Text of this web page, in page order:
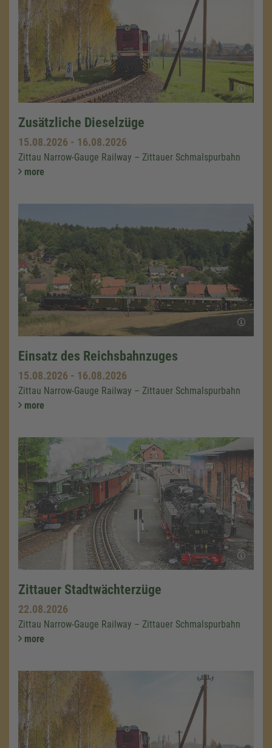
Zusätzliche Dieselzüge
15.08.2026 - 16.08.2026
Zittau Narrow-Gauge Railway – Zittauer Schmalspurbahn
more
Einsatz des Reichsbahnzuges
15.08.2026 - 16.08.2026
Zittau Narrow-Gauge Railway – Zittauer Schmalspurbahn
more
Zittauer Stadtwächterzüge
22.08.2026
Zittau Narrow-Gauge Railway – Zittauer Schmalspurbahn
more